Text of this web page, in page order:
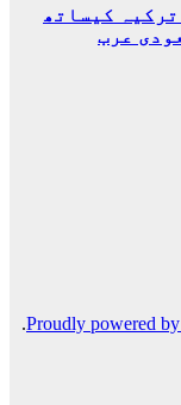
کیساتھ
عرب
Proudly powered
.